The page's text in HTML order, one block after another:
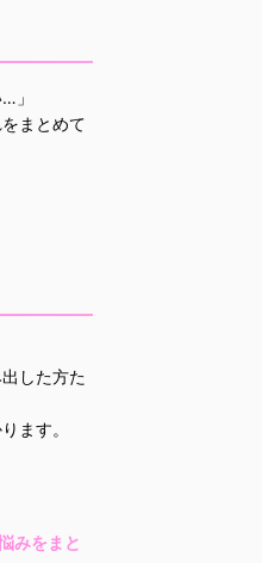
」
まとめて
した方た
ます。
みをまと